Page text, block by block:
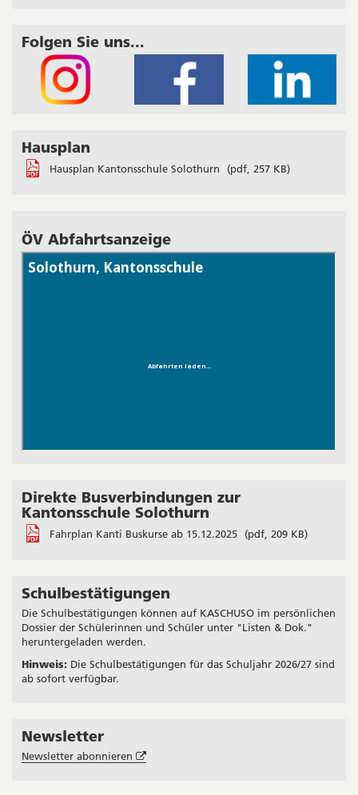
Folgen Sie uns...
Hausplan
Hausplan Kantonsschule Solothurn (pdf, 257 KB)
ÖV Abfahrtsanzeige
Direkte Busverbindungen zur
Kantonsschule Solothurn
Fahrplan Kanti Buskurse ab 15.12.2025 (pdf, 209 KB)
Schulbestätigungen
Die Schulbestätigungen können auf KASCHUSO im persönlichen
Dossier der Schülerinnen und Schüler unter "Listen & Dok."
heruntergeladen werden.
Hinweis: Die Schulbestätigungen für das Schuljahr 2026/27 sind
ab sofort verfügbar.
Newsletter
Newsletter abonnieren
Öffnet